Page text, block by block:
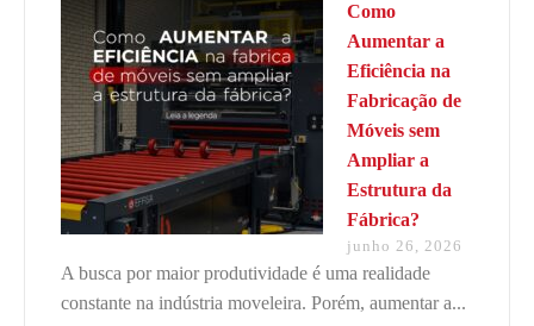
Como
Aumentar a
Eficiência na
Fabricação de
Móveis sem
Ampliar a
Estrutura da
Fábrica?
junho 26, 2026
A busca por maior produtividade é uma realidade
constante na indústria moveleira. Porém, aumentar a...